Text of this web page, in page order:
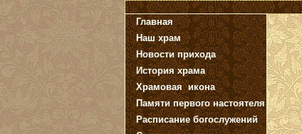
Главная
Наш храм
Новости прихода
История храма
Храмовая икона
Памяти первого настоятеля
Расписание богослужений